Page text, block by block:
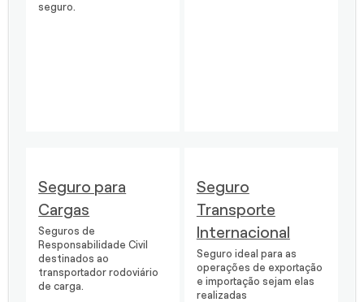
seguro.
Seguro para
Cargas
Seguros de
Responsabilidade Civil
destinados ao
transportador rodoviário
de carga.
Seguro
Transporte
Internacional
Seguro ideal para as
operações de exportação
e importação sejam elas
realizadas